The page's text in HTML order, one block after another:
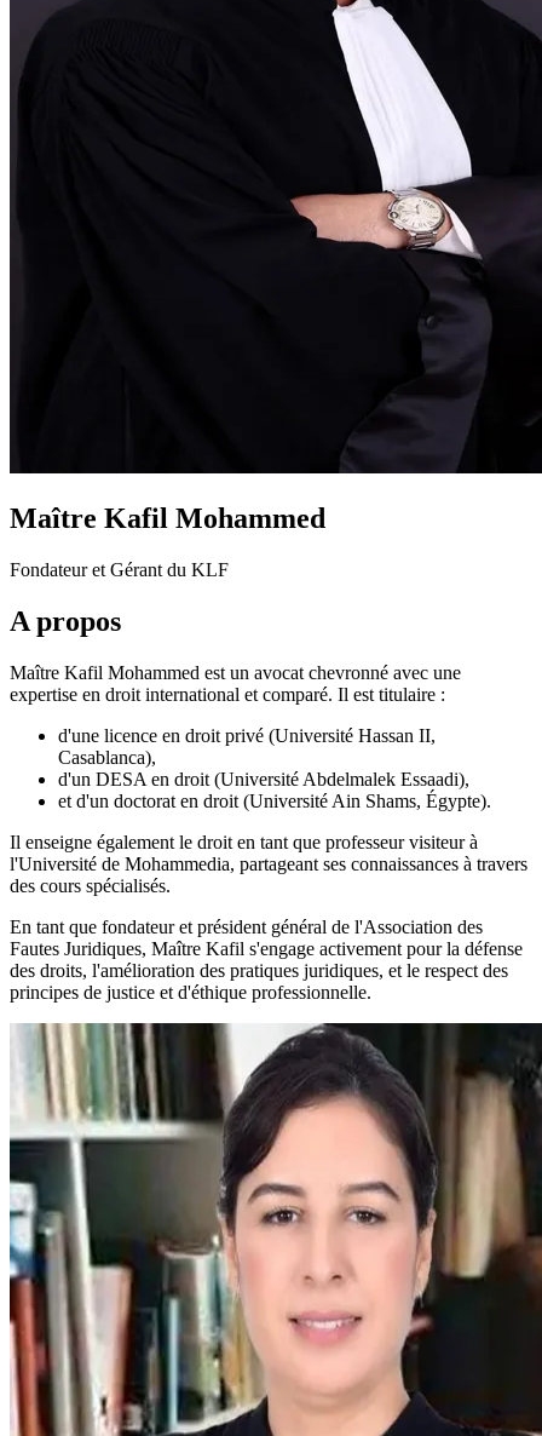
Maître Kafil Mohammed
Fondateur et Gérant du KLF
A propos
Maître Kafil Mohammed est un avocat chevronné avec une
expertise en droit international et comparé. Il est titulaire :
d'une licence en droit privé (Université Hassan II,
Casablanca),
d'un DESA en droit (Université Abdelmalek Essaadi),
et d'un doctorat en droit (Université Ain Shams, Égypte).
Il enseigne également le droit en tant que professeur visiteur à
l'Université de Mohammedia, partageant ses connaissances à travers
des cours spécialisés.
En tant que fondateur et président général de l'Association des
Fautes Juridiques, Maître Kafil s'engage activement pour la défense
des droits, l'amélioration des pratiques juridiques, et le respect des
principes de justice et d'éthique professionnelle.